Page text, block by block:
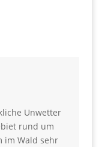
Unwetter
rund um
im Wald sehr